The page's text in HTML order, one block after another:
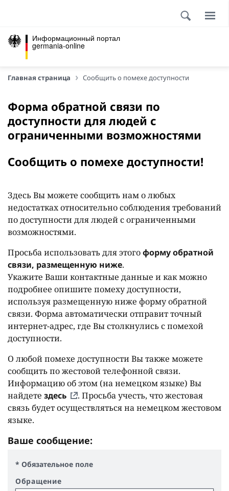
Информационный портал
germania-online
Главная страница Сообщить о помехе доступности
Форма обратной связи по
доступности для людей с
ограниченными возможностями
Сообщить о помехе доступности!
Здесь Вы можете сообщить нам о любых
недостатках относительно соблюдения требований
по доступности для людей с ограниченными
возможностями.
Просьба использовать для этогоформу обратной
связи, размещенную ниже.
Укажите Ваши контактные данные и как можно
подробнее опишите помеху доступности,
используя размещенную ниже форму обратной
связи. Форма автоматически отправит точный
интернет-адрес, где Вы столкнулись с помехой
доступности.
О любой помехе доступности Вы также можете
сообщить по жестовой телефонной связи.
Информацию об этом (на немецком языке) Вы
найдете здесь
. Просьба учесть, что жестовая
связь будет осуществляться на немецком жестовом
языке.
Ваше сообщение:
* Обязательное поле
Обращение